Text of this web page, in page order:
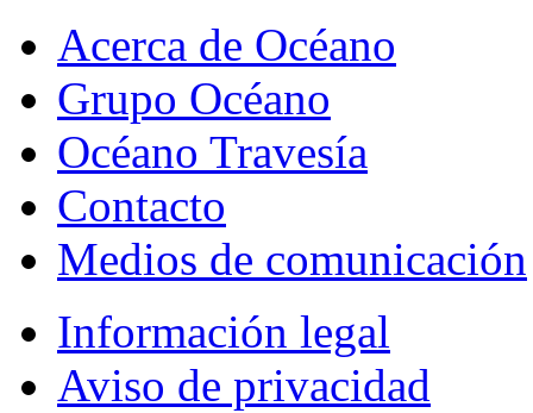
Acerca de Océano
Grupo Océano
Océano Travesía
Contacto
Medios de comunicación
Información legal
Aviso de privacidad